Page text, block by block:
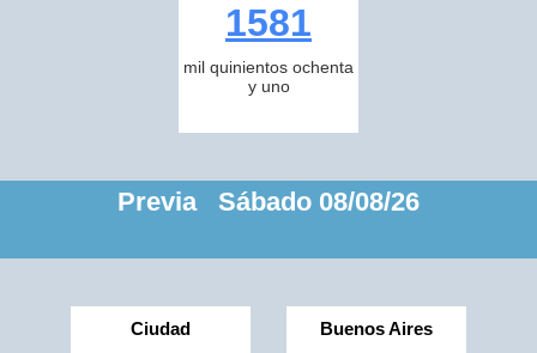
1581
mil quinientos ochenta
y uno
Previa Sábado 08/08/26
Ciudad Buenos Aires